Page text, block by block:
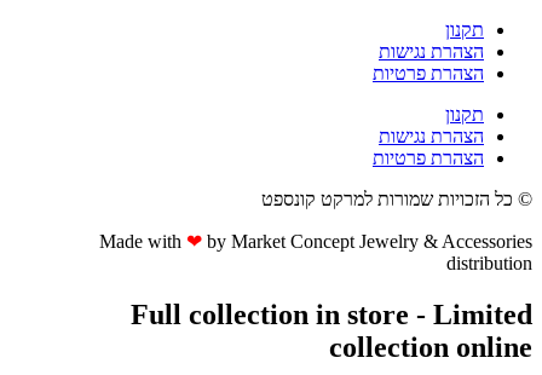
תקנון
הצהרת נגישות
הצהרת פרטיות
תקנון
הצהרת נגישות
הצהרת פרטיות
© כל הזכויות שמורות למרקט קונספט
Made with ❤ by Market Concept Jewelry & Accessories
distribution
Full collection in store - Limited
collection online